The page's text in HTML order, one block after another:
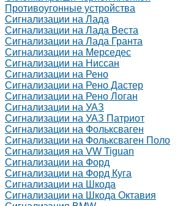
Противоугонные устройства
Сигнализации на Лада
Сигнализации на Лада Веста
Сигнализации на Лада Гранта
Сигнализации на Мерседес
Сигнализации на Ниссан
Сигнализации на Рено
Сигнализации на Рено Дастер
Сигнализации на Рено Логан
Сигнализации на УАЗ
Сигнализации на УАЗ Патриот
Сигнализации на Фольксваген
Сигнализации на Фольксваген Поло
Сигнализация на VW Tiguan
Сигнализации на Форд
Сигнализации на Форд Куга
Сигнализации на Шкода
Сигнализации на Шкода Октавия